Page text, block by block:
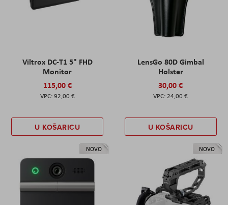
Viltrox DC-T1 5" FHD
Monitor
115,00 €
92,00 €
U KOŠARICU
LensGo 80D Gimbal
Holster
30,00 €
24,00 €
U KOŠARICU
NOVO NOVO